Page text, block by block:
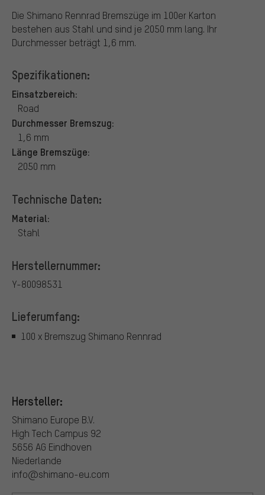
Die Shimano Rennrad Bremszüge im 100er Karton
bestehen aus Stahl und sind je 2050 mm lang. Ihr
Durchmesser beträgt 1,6 mm.
Spezifikationen:
Einsatzbereich:
Road
Durchmesser Bremszug:
1,6 mm
Länge Bremszüge:
2050 mm
Technische Daten:
Material:
Stahl
Herstellernummer:
Y-80098531
Lieferumfang:
100 x Bremszug Shimano Rennrad
Hersteller:
Shimano Europe B.V.
High Tech Campus 92
5656 AG Eindhoven
Niederlande
info@shimano-eu.com